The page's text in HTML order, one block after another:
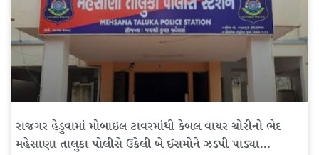
રાજગર હેડુવામાં મોબાઇલ ટાવરમાંથી કેબલ વાયર ચોરીનો ભેદ
મહેસાણા તાલુકા પોલીસે ઉકેલી બે ઈસમોને ઝડપી પાડ્યા…